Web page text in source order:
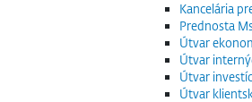
Kancelária
Prednosta
Útvar
Útvar
Útvar
Útvar